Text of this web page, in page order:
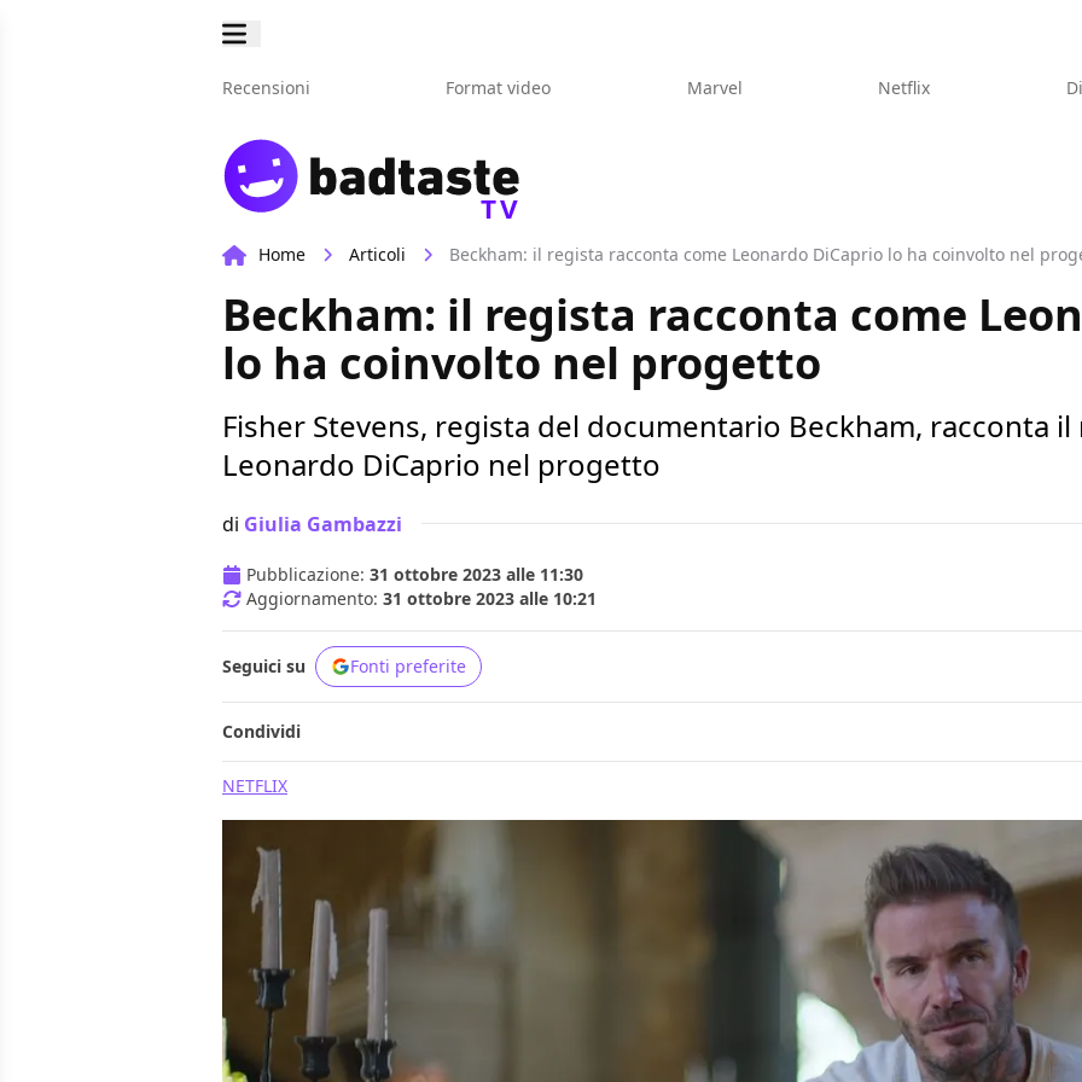
Recensioni Format video Marvel Netflix
TV
Home Articoli Beckham: il regista racconta come Leonardo DiCaprio lo ha coinvolto nel
Beckham: il regista racconta come
lo ha coinvolto nel progetto
Fisher Stevens, regista del documentario Beckham, racconta
Leonardo DiCaprio nel progetto
di Giulia Gambazzi
Pubblicazione: 31 ottobre 2023 alle 11:30
Aggiornamento: 31 ottobre 2023 alle 10:21
Seguici su Fonti preferite
Condividi
NETFLIX